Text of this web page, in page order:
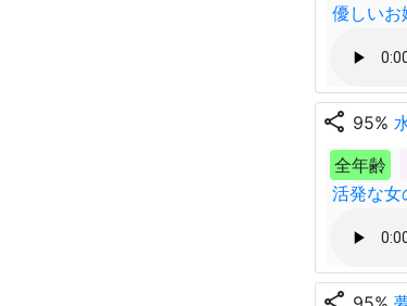
優しいお
share 95%
全年齢
活発な女